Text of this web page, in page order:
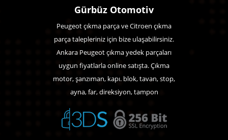
Gürbüz Otomotiv
Peugeot çıkma parça ve Citroen çıkma
parça talepleriniz için bize ulaşabilirsiniz.
Ankara Peugeot çıkma yedek parçaları
uygun fiyatlarla online satışta. Çıkma
motor, şanzıman, kapı. blok, tavan, stop,
ayna, far, direksiyon, tampon